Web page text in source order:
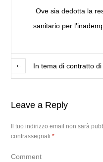
Ove sia dedotta la
sanitario per
In tema di contratto di
Leave a Reply
Il tuo indirizzo email non sarà
contrassegnati*
Comment